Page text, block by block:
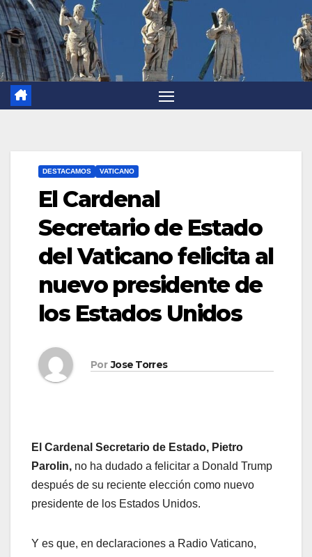
DESTACAMOS VATICANO
El Cardenal
Secretario de Estado
del Vaticano felicita al
nuevo presidente de
los Estados Unidos
Por Jose Torres
El Cardenal Secretario de Estado, Pietro
Parolin, no ha dudado a felicitar a Donald Trump
después de su reciente elección como nuevo
presidente de los Estados Unidos.
Y es que, en declaraciones a Radio Vaticano,